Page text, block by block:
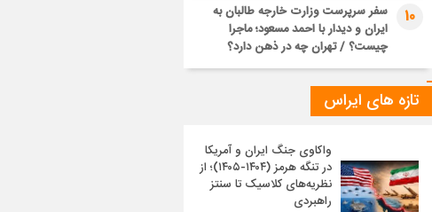
10
سفر سرپرست وزارت خارجه طالبان به
ایران و دیدار با احمد مسعود؛ ماجرا
چیست؟ / تهران چه در ذهن دارد؟
تازه های ایراس
واکاوی جنگ ایران و آمریکا
در تنگه هرمز (۱۴۰۴-۱۴۰۵)؛ از
نظریه‌های کلاسیک تا سنتز
راهبردی